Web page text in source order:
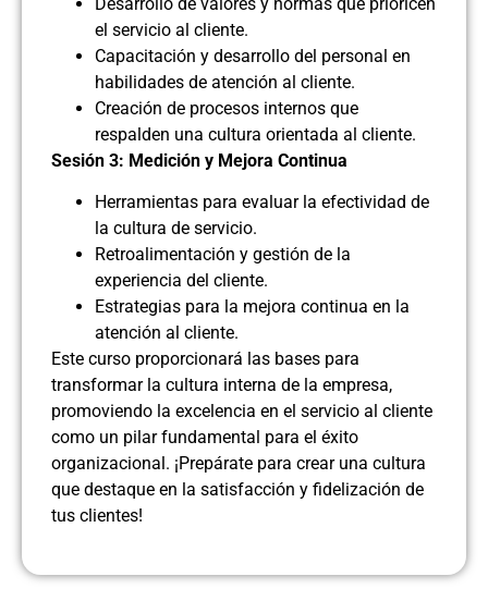
el servicio al cliente.
Capacitación y desarrollo del personal en
habilidades de atención al cliente.
Creación de procesos internos que
respalden una cultura orientada al cliente.
Sesión 3: Medición y Mejora Continua
Herramientas para evaluar la efectividad de
la cultura de servicio.
Retroalimentación y gestión de la
experiencia del cliente.
Estrategias para la mejora continua en la
atención al cliente.
Este curso proporcionará las bases para
transformar la cultura interna de la empresa,
promoviendo la excelencia en el servicio al cliente
como un pilar fundamental para el éxito
organizacional. ¡Prepárate para crear una cultura
que destaque en la satisfacción y fidelización de
tus clientes!